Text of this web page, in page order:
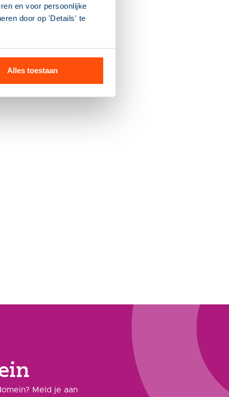
en voor persoonlijke
door op 'Details' te
Alles toestaan
Meld je aan